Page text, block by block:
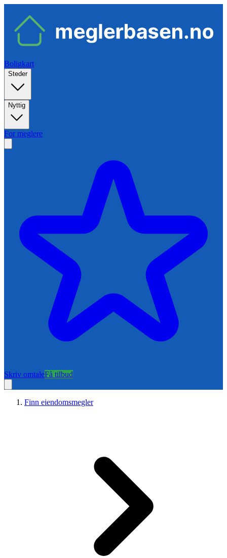
Boligkart
Steder
Nyttig
For meglere
Skriv omtaleFå tilbud
Finn eiendomsmegler